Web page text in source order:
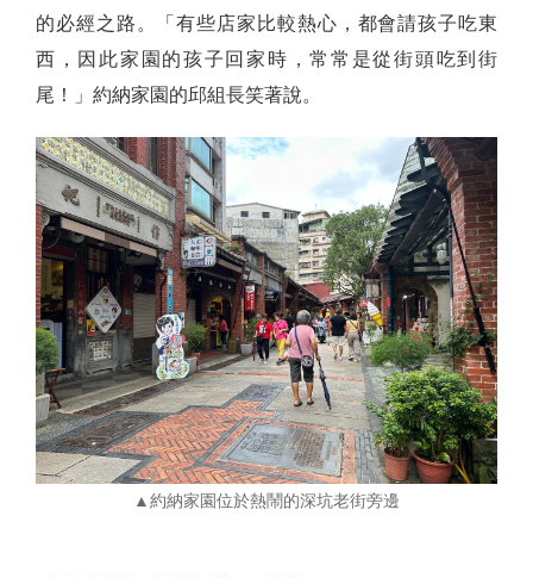
的必經之路。「有些店家比較熱心，都會請孩子吃東
西，因此家園的孩子回家時，常常是從街頭吃到街
尾！」約納家園的邱組長笑著說。
▲約納家園位於熱鬧的深坑老街旁邊